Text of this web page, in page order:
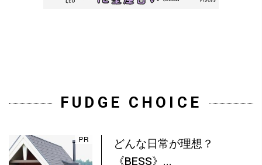
FUDGE CHOICE
どんな日常が理想？
《BESS》...